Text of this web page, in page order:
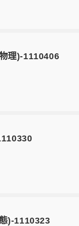
理)-1110406
)-1110323